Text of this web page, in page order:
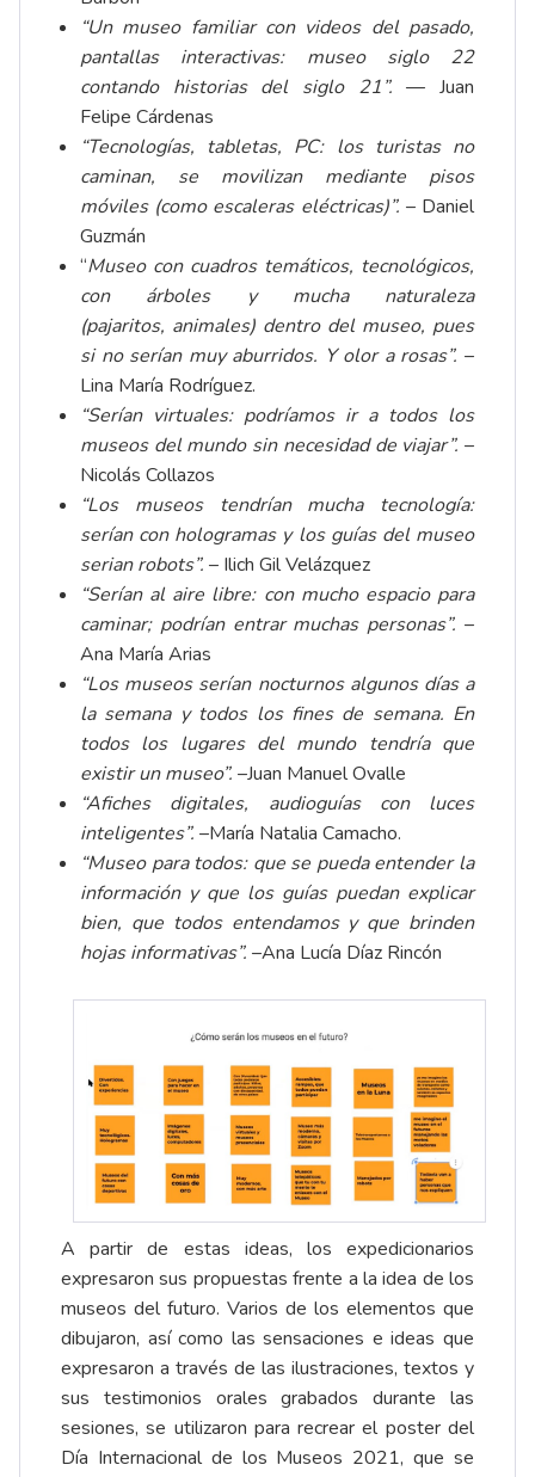
“Un museo familiar con videos del pasado,
pantallas interactivas: museo siglo 22
contando historias del siglo 21”. — Juan
Felipe Cárdenas
“Tecnologías, tabletas, PC: los turistas no
caminan, se movilizan mediante pisos
móviles (como escaleras eléctricas)”. – Daniel
Guzmán
“Museo con cuadros temáticos, tecnológicos,
con árboles y mucha naturaleza
(pajaritos, animales) dentro del museo, pues
si no serían muy aburridos. Y olor a rosas”. –
Lina María Rodríguez.
“Serían virtuales: podríamos ir a todos los
museos del mundo sin necesidad de viajar”. –
Nicolás Collazos
“Los museos tendrían mucha tecnología:
serían con hologramas y los guías del museo
serian robots”. – Ilich Gil Velázquez
“Serían al aire libre: con mucho espacio para
caminar; podrían entrar muchas personas”. –
Ana María Arias
“Los museos serían nocturnos algunos días a
la semana y todos los fines de semana. En
todos los lugares del mundo tendría que
existir un museo”. –Juan Manuel Ovalle
“Afiches digitales, audioguías con luces
inteligentes”. –María Natalia Camacho.
“Museo para todos: que se pueda entender la
información y que los guías puedan explicar
bien, que todos entendamos y que brinden
hojas informativas”. –Ana Lucía Díaz Rincón
A partir de estas ideas, los expedicionarios
expresaron sus propuestas frente a la idea de los
museos del futuro. Varios de los elementos que
dibujaron, así como las sensaciones e ideas que
expresaron a través de las ilustraciones, textos y
sus testimonios orales grabados durante las
sesiones, se utilizaron para recrear el poster del
Día Internacional de los Museos 2021, que se